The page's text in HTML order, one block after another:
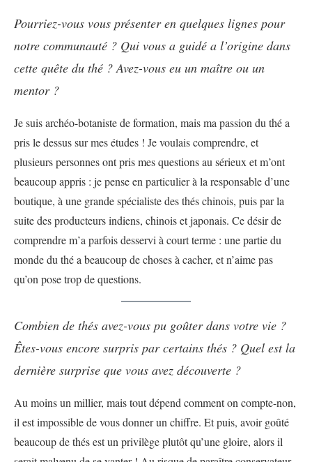
Pourriez-vous vous présenter en quelques lignes pour
notre communauté ? Qui vous a guidé a l’origine dans
cette quête du thé ? Avez-vous eu un maître ou un
mentor ?
Je suis archéo-botaniste de formation, mais ma passion du thé a
pris le dessus sur mes études ! Je voulais comprendre, et
plusieurs personnes ont pris mes questions au sérieux et m’ont
beaucoup appris : je pense en particulier à la responsable d’une
boutique, à une grande spécialiste des thés chinois, puis par la
suite des producteurs indiens, chinois et japonais. Ce désir de
comprendre m’a parfois desservi à court terme : une partie du
monde du thé a beaucoup de choses à cacher, et n’aime pas
qu’on pose trop de questions.
Combien de thés avez-vous pu goûter dans votre vie ?
Êtes-vous encore surpris par certains thés ? Quel est la
dernière surprise que vous avez découverte ?
Au moins un millier, mais tout dépend comment on compte-non,
il est impossible de vous donner un chiffre. Et puis, avoir goûté
beaucoup de thés est un privilège plutôt qu’une gloire, alors il